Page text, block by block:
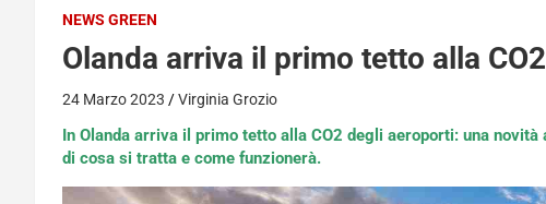
NEWS GREEN
Olanda arriva il primo tetto alla
24 Marzo 2023 Virginia Grozio
In Olanda arriva il primo tetto alla CO2 degli aeroporti: una
di cosa si tratta e come funzionerà.